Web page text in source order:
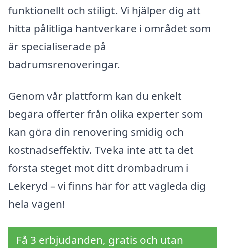
funktionellt och stiligt. Vi hjälper dig att
hitta pålitliga hantverkare i området som
är specialiserade på
badrumsrenoveringar.
Genom vår plattform kan du enkelt
begära offerter från olika experter som
kan göra din renovering smidig och
kostnadseffektiv. Tveka inte att ta det
första steget mot ditt drömbadrum i
Lekeryd – vi finns här för att vägleda dig
hela vägen!
Få 3 erbjudanden, gratis och utan